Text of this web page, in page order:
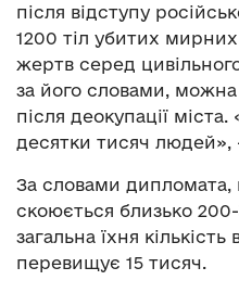
після відступу
1200 тіл убитих мирних
жертв серед
за його словами,
після деокупації
десятки тисяч людей»,
За словами дипломата,
скоюється близько
загальна їхня
перевищує 15 тисяч.